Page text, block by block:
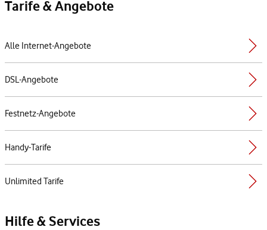
Tarife & Angebote
Alle Internet-Angebote
DSL-Angebote
Festnetz-Angebote
Handy-Tarife
Unlimited Tarife
Hilfe & Services